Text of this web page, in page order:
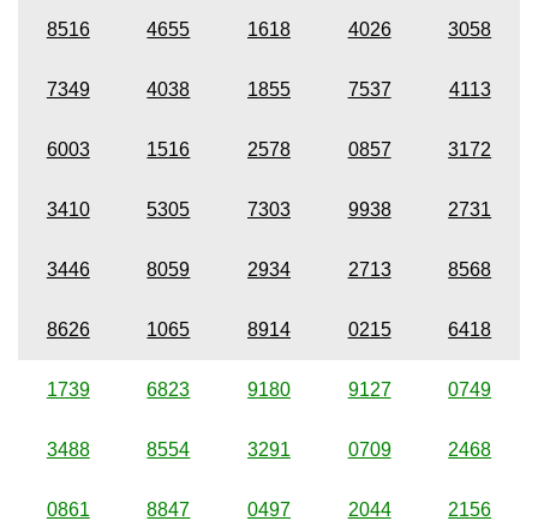
8516 4655 1618 4026 3058
7349 4038 1855 7537 4113
6003 1516 2578 0857 3172
3410 5305 7303 9938 2731
3446 8059 2934 2713 8568
8626 1065 8914 0215 6418
1739 6823 9180 9127 0749
3488 8554 3291 0709 2468
0861 8847 0497 2044 2156